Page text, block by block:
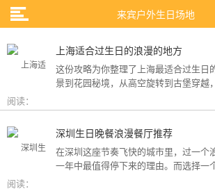
来宾户外生日场地
上海适合过生日的浪漫的地方
这份攻略为你整理了上海最适合过生日
景到花园秘境，从高空旋转到古堡穿越
阅读：
深圳生日晚餐浪漫餐厅推荐
在深圳这座节奏飞快的城市里，过一个
一年中最值得停下来的理由。而选择一
天从“普通”变成“终生难忘”。无论是俯
阅读：